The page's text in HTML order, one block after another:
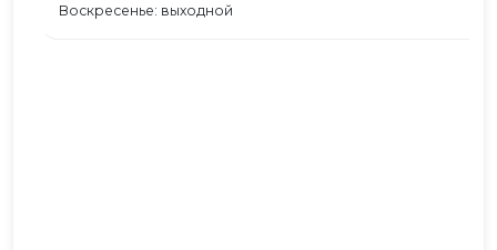
Воскресенье: выходной